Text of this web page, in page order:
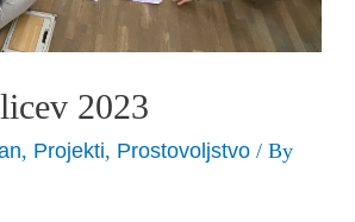
2023
, Projekti, Prostovoljstvo / By